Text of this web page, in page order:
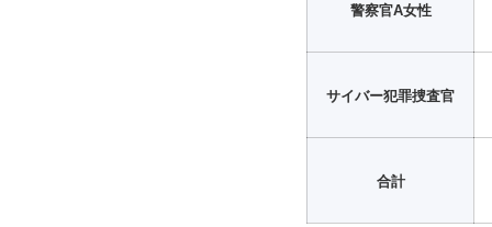
警察官A女性
サイバー犯罪捜査官
合計